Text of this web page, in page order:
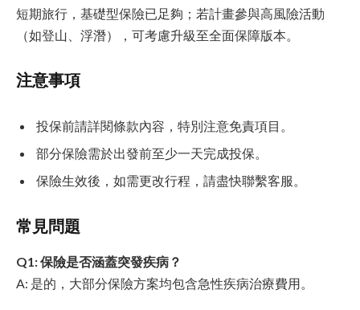
短期旅行，基礎型保險已足夠；若計畫參與高風險活動
（如登山、浮潛），可考慮升級至全面保障版本。
注意事項
投保前請詳閱條款內容，特別注意免責項目。
部分保險需於出發前至少一天完成投保。
保險生效後，如需更改行程，請盡快聯繫客服。
常見問題
Q1: 保險是否涵蓋突發疾病？
A: 是的，大部分保險方案均包含急性疾病治療費用。